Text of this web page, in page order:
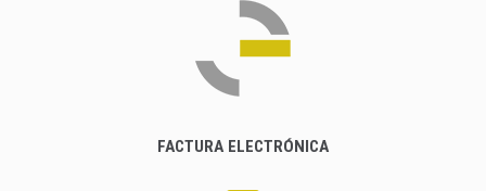
FACTURA ELECTRÓNICA